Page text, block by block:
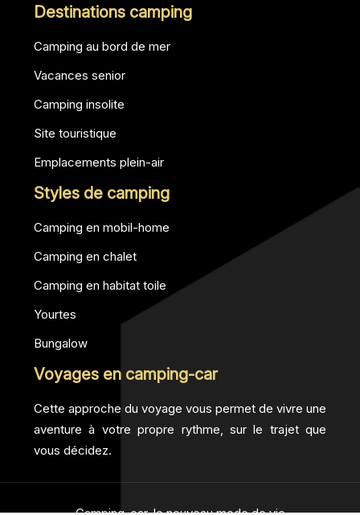
Destinations camping
Camping au bord de mer
Vacances senior
Camping insolite
Site touristique
Emplacements plein-air
Styles de camping
Camping en mobil-home
Camping en chalet
Camping en habitat toile
Yourtes
Bungalow
Voyages en camping-car
Cette approche du voyage vous permet de vivre une
aventure à votre propre rythme, sur le trajet que
vous décidez.